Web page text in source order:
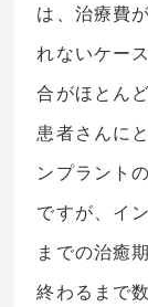
は、治療費
れないケー
合がほとん
患者さんに
ンプラント
ですが、イ
までの治癒
終わるまで